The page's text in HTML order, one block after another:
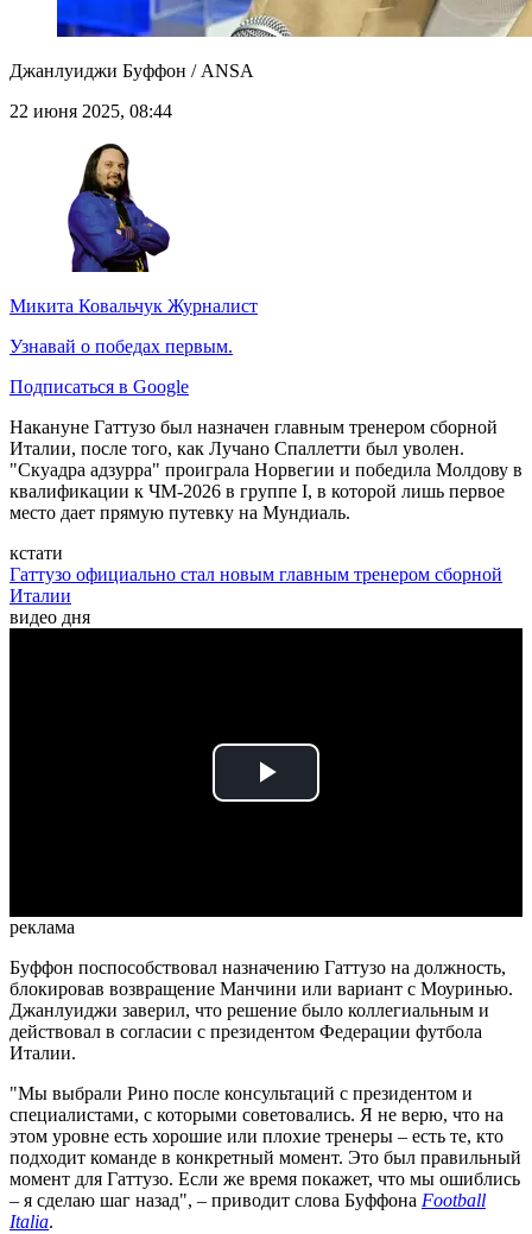
Джанлуиджи Буффон / ANSA
22 июня 2025, 08:44
Микита Ковальчук Журналист
Узнавай о победах первым.
Подписаться в Google
Накануне Гаттузо был назначен главным тренером сборной
Италии, после того, как Лучано Спаллетти был уволен.
"Скуадра адзурра" проиграла Норвегии и победила Молдову в
квалификации к ЧМ-2026 в группе I, в которой лишь первое
место дает прямую путевку на Мундиаль.
кстати
Гаттузо официально стал новым главным тренером сборной
Италии
видео дня
Play
реклама
Буффон поспособствовал назначению Гаттузо на должность,
блокировав возвращение Манчини или вариант с Моуринью.
Джанлуиджи заверил, что решение было коллегиальным и
действовал в согласии с президентом Федерации футбола
Италии.
"Мы выбрали Рино после консультаций с президентом и
специалистами, с которыми советовались. Я не верю, что на
этом уровне есть хорошие или плохие тренеры – есть те, кто
подходит команде в конкретный момент. Это был правильный
момент для Гаттузо. Если же время покажет, что мы ошиблись
– я сделаю шаг назад", – приводит слова Буффона Football
Italia.